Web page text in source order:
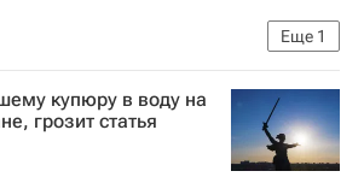
Еще 1
Федеральное агентство воздушного транспорта (Росавиация)
купюру в воду на
грозит статья